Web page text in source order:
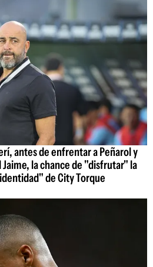
antes de enfrentar a Peñarol y
la chance de "disfrutar" la
de City Torque